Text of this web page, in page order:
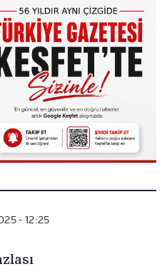
- 12:25